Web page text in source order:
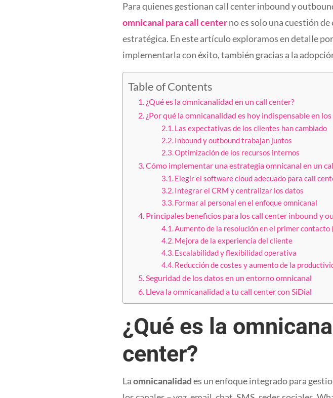
Para quienes gestionan call center inbound y
omnicanal para call centerno es solo una cuestión
estratégica. En este artículo exploramos en detalle
implementarla con éxito, también gracias a la
Table of Contents
¿Qué es la omnicanalidad en un call center?
¿Por qué la omnicanalidad es hoy indispensable en
Las expectativas de los clientes han cambiado
Inbound y outbound trabajan juntos
Optimización de los recursos internos
Cómo implementar una estrategia omnicanal en un
Elegir el software cloud adecuado para call
Integrar el CRM y centralizar los datos
Formar al personal en el enfoque omnicanal
Principales beneficios para los call center inbound y
Aumento de la resolución en el primer contacto
Mejora de la experiencia del cliente
Escalabilidad y flexibilidad operativa
Reducción de costes y aumento de la
Seguridad de los datos en un entorno omnicanal
Lleva la omnicanalidad a tu call center con SiDial
¿Qué es la
center?
Laomnicanalidades un enfoque integrado para